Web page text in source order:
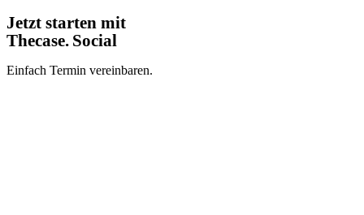
Jetzt starten mit
Thecase. Social
Einfach Termin vereinbaren.